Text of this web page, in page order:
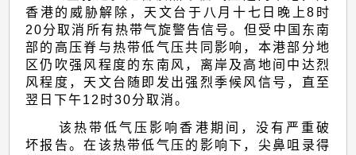
香港的威胁解除，天文台于八月十七日晚上8时
20分取消所有热带气旋警告信号。但受中国东南
部的高压脊与热带低气压共同影响，本港部分地
区仍吹强风程度的东南风，离岸及高地间中达烈
风程度，天文台随即发出强烈季候风信号，直至
翌日下午12时30分取消。
该热带低气压影响香港期间，没有严重破
坏报告。在该热带低气压的影响下，尖鼻咀录得